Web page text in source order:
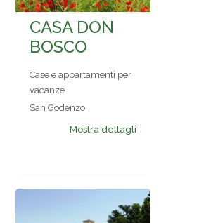
CASA DON
BOSCO
Case e appartamenti per
vacanze
San Godenzo
Mostra dettagli